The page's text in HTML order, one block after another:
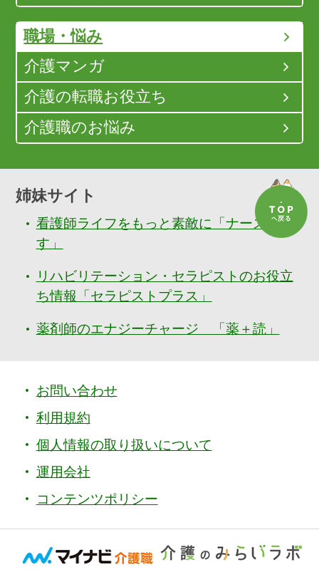
職場・悩み
介護マンガ
介護の転職お役立ち
介護職のお悩み
姉妹サイト
看護師ライフをもっと素敵に「ナースぷら
す」
リハビリテーション・セラピストのお役立
ち情報「セラピストプラス」
薬剤師のエナジーチャージ 「薬＋読」
お問い合わせ
利用規約
個人情報の取り扱いについて
運用会社
コンテンツポリシー